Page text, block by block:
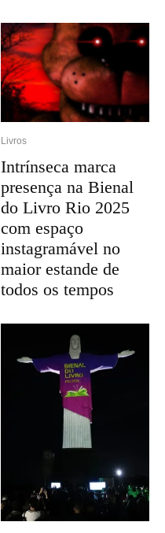
Livros
Intrínseca marca
presença na Bienal
do Livro Rio 2025
com espaço
instagramável no
maior estande de
todos os tempos